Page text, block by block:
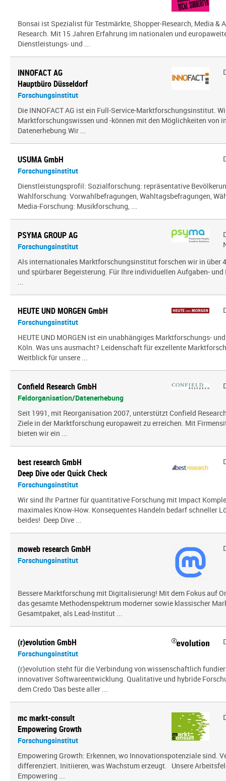
Bonsai ist Spezialist für Testmärkte, Shopper-Research, Media &
Research. Mit 15 Jahren Erfahrung im nationalen und
Dienstleistungs- und ...
INNOFACT AG
Hauptbüro Düsseldorf
Forschungsinstitut
Die INNOFACT AG ist ein Full-Service-Marktforschungsinstitut.
Marktforschungswissen und -können mit den Möglichkeiten von
Datenerhebung.Wir ...
USUMA GmbH
Forschungsinstitut
Dienstleistungsprofil: Sozialforschung: repräsentative
Wahlforschung: Vorwahlbefragungen, Wahltagsbefragungen,
Media-Forschung: Musikforschung, ...
PSYMA GROUP AG
Forschungsinstitut
Als internationales Marktforschungsinstitut forschen wir in über
und spürbarer Begeisterung. Für Ihre individuellen Aufgaben-
...
HEUTE UND MORGEN GmbH
Forschungsinstitut
HEUTE UND MORGEN ist ein unabhängiges Marktforschungs-
Köln. Was uns ausmacht? Leidenschaft für exzellente
Weitblick für unsere ...
Confield Research GmbH
Feldorganisation/Datenerhebung
Seit 1991, mit Reorganisation 2007, unterstützt Confield
Ziele in der Marktforschung europaweit zu erreichen. Mit
bieten wir ein ...
best research GmbH
Deep Dive oder Quick Check
Forschungsinstitut
Wir sind Ihr Partner für quantitative Forschung mit Impact
maximales Know-How. Konsequentes Handeln bedarf schneller
beides! Deep Dive ...
moweb research GmbH
Forschungsinstitut
Bessere Marktforschung mit Digitalisierung! Mit dem Fokus auf
das gesamte Methodenspektrum moderner sowie klassischer
Gesamtpaket, als Lead-Institut ...
(r)evolution GmbH
Forschungsinstitut
(r)evolution steht für die Verbindung von wissenschaftlich
innovativer Softwareentwicklung. Qualitative und hybride
dem Credo 'Das beste aller ...
mc markt-consult
Empowering Growth
Forschungsinstitut
Empowering Growth: Erkennen, wo Innovationspotenziale sind.
differenziert. Initiieren, was Wachstum erzeugt. Unsere
Empowering ...